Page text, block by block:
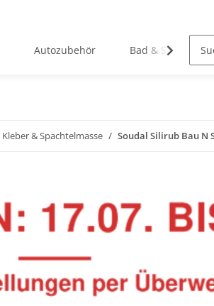
Autozubehör Bad & Sanitär
& Spachtelmasse Soudal Silirub Bau N